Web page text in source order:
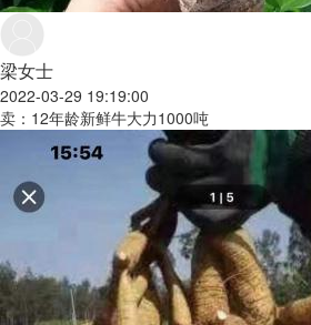
梁女士
2022-03-29 19:19:00
卖：12年龄新鲜牛大力1000吨